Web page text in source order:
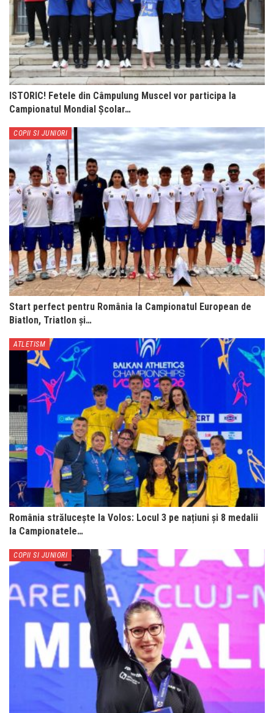
ISTORIC! Fetele din Câmpulung Muscel vor participa la
Campionatul Mondial Școlar…
COPII SI JUNIORI
Start perfect pentru România la Campionatul European de
Biatlon, Triatlon și…
ATLETISM
România strălucește la Volos: Locul 3 pe națiuni și 8 medalii
la Campionatele…
COPII SI JUNIORI